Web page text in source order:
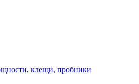
клещи, пробники